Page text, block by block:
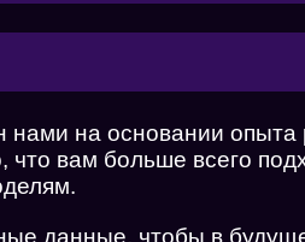
нами на основании
вам больше всего
данные, чтобы в